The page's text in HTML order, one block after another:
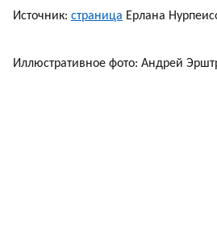
Источник: страница Ерлана
Иллюстративное фото: Андрей